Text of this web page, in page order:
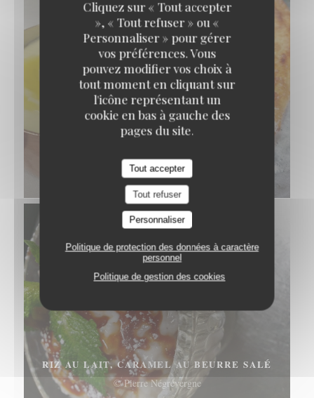
Cliquez sur « Tout accepter
», « Tout refuser » ou «
Personnaliser » pour gérer
vos préférences. Vous
pouvez modifier vos choix à
tout moment en cliquant sur
l'icône représentant un
cookie en bas à gauche des
pages du site.
Tout accepter
Tout refuser
Personnaliser
Politique de protection des données à caractère
personnel
Politique de gestion des cookies
SOLE DE PETITS BATEAUX FRANÇAIS
POÊLÉE MEUNIÈRE, POMME PURÉE
© Pierre Négrevergne
RIZ AU LAIT, CARAMEL AU BEURRE SALÉ
© Pierre Négrevergne